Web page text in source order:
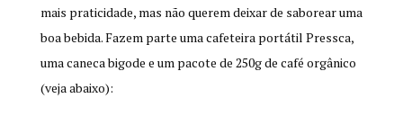
mais praticidade, mas não querem deixar de saborear uma
boa bebida. Fazem parte uma cafeteira portátil Pressca,
uma caneca bigode e um pacote de 250g de café orgânico
(veja abaixo):